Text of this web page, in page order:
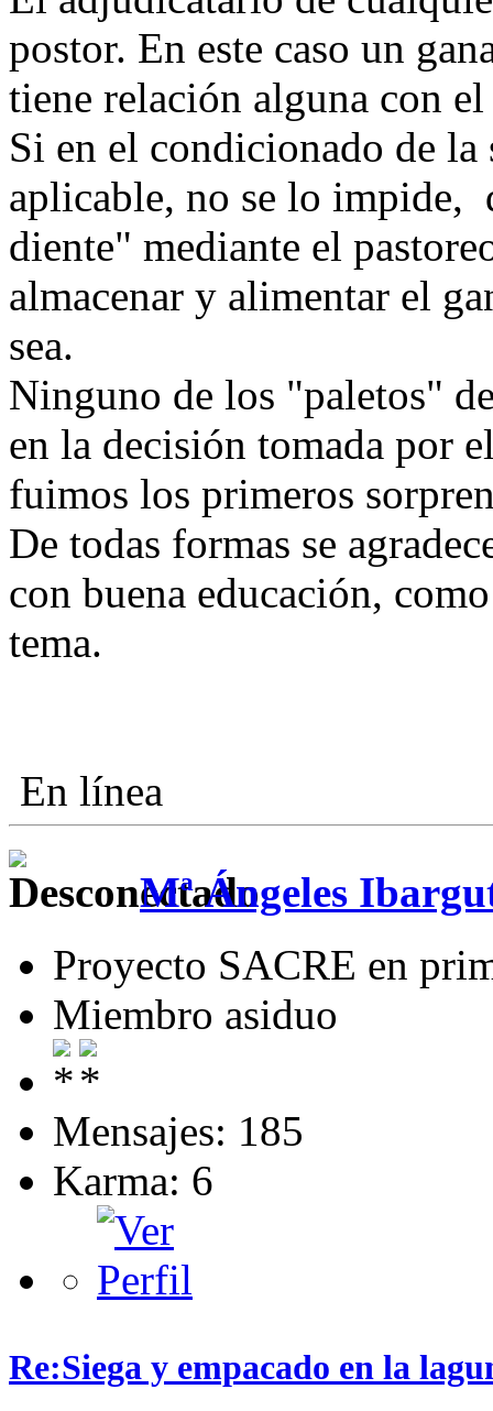
postor. En este caso un
tiene relación alguna con
Si en el condicionado de
aplicable, no se lo impide,
diente" mediante el
almacenar y alimentar el
sea.
Ninguno de los "paletos"
en la decisión tomada por
fuimos los primeros
De todas formas se
con buena educación,
tema.
En línea
Mª Ángeles
Proyecto SACRE en
Miembro asiduo
Mensajes: 185
Karma: 6
Re:Siega y empacado en la